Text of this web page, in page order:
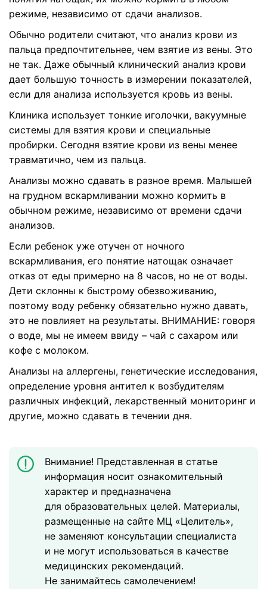
режиме, независимо от сдачи анализов.
Обычно родители считают, что анализ крови из
пальца предпочтительнее, чем взятие из вены. Это
не так. Даже обычный клинический анализ крови
дает большую точность в измерении показателей,
если для анализа используется кровь из вены.
Клиника использует тонкие иголочки, вакуумные
системы для взятия крови и специальные
пробирки. Сегодня взятие крови из вены менее
травматично, чем из пальца.
Анализы можно сдавать в разное время. Малышей
на грудном вскармливании можно кормить в
обычном режиме, независимо от времени сдачи
анализов.
Если ребенок уже отучен от ночного
вскармливания, его понятие натощак означает
отказ от еды примерно на 8 часов, но не от воды.
Дети склонны к быстрому обезвоживанию,
поэтому воду ребенку обязательно нужно давать,
это не повлияет на результаты. ВНИМАНИЕ: говоря
о воде, мы не имеем ввиду – чай с сахаром или
кофе с молоком.
Анализы на аллергены, генетические исследования,
определение уровня антител к возбудителям
различных инфекций, лекарственный мониторинг и
другие, можно сдавать в течении дня.
Внимание! Представленная в статье
информация носит ознакомительный
характер и предназначена
для образовательных целей. Материалы,
размещенные на сайте МЦ «Целитель»,
не заменяют консультации специалиста
и не могут использоваться в качестве
медицинских рекомендаций.
Не занимайтесь самолечением!